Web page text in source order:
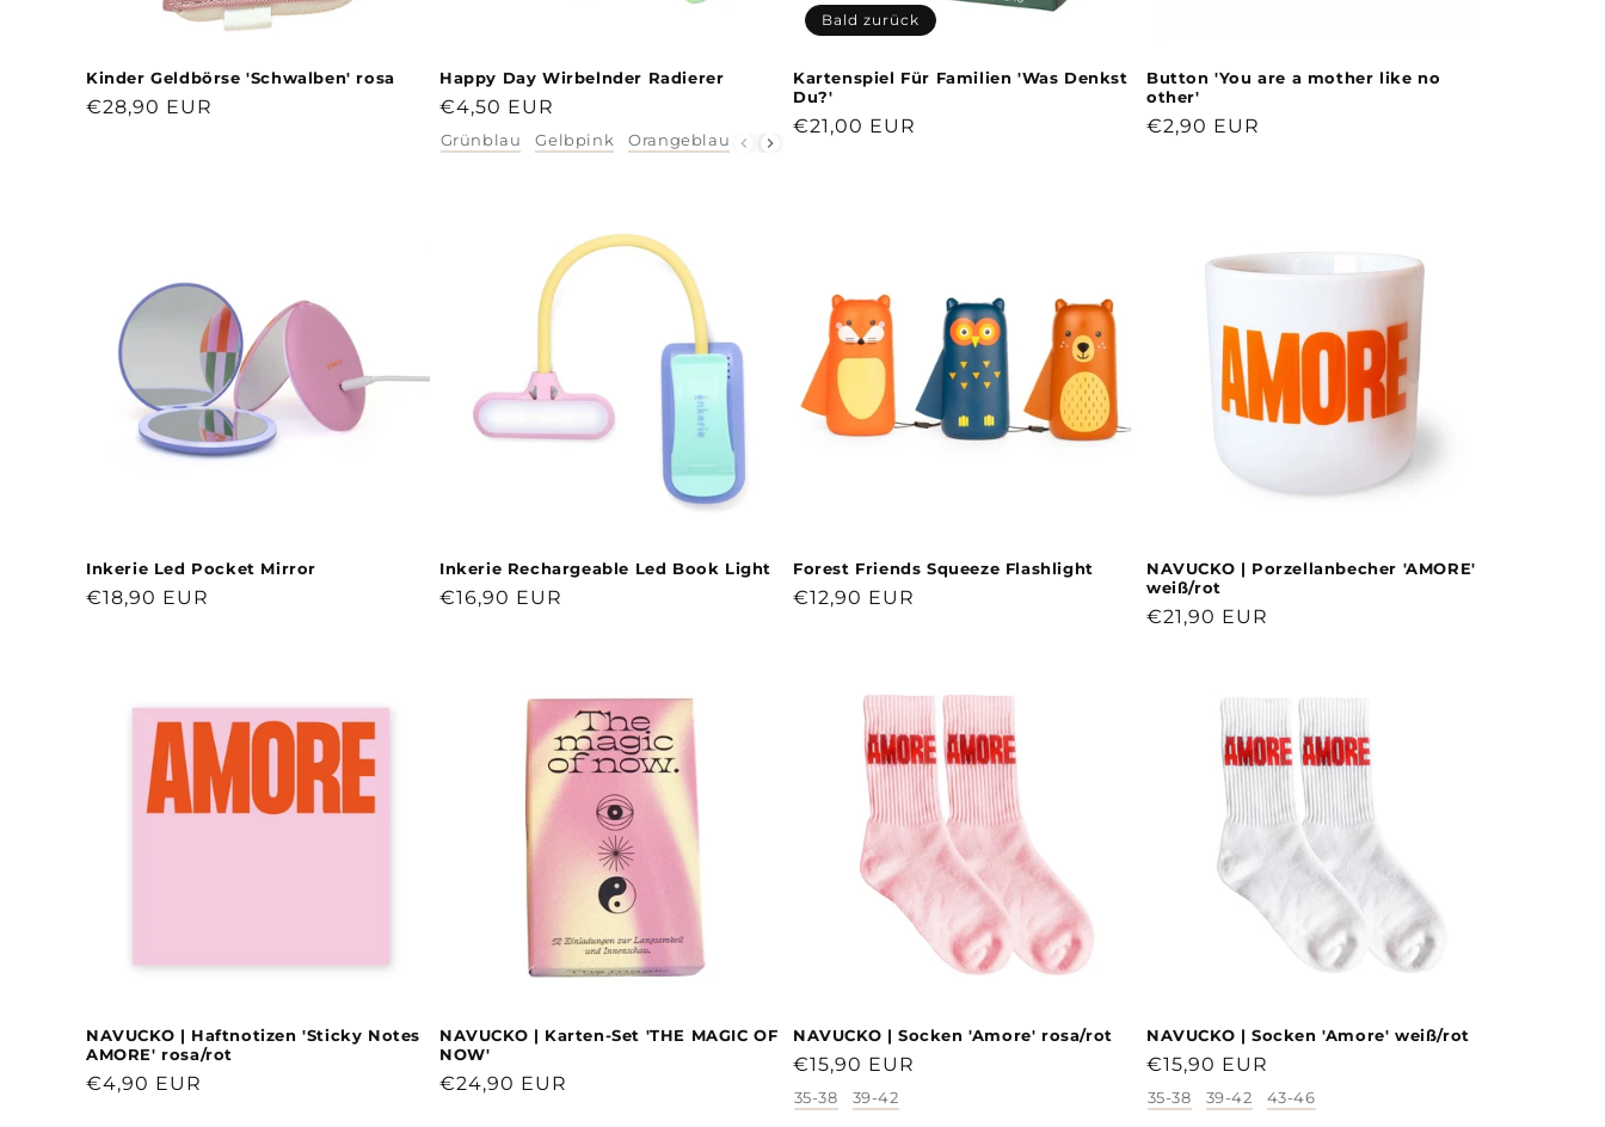
Kinder Geldbörse 'Schwalben' rosa
Normaler
€28,90 EUR
Happy Day Wirbelnder Radierer
Normaler
Preis
€4,50 EUR
Farbe
Grünblau Gelbpink Orangeblau Violettpink
Bald zurück
Kartenspiel Für Familien 'Was Denkst
Du?'
Normaler
€21,00 EUR
Button 'You are a mother like no
other'
Normaler
€2,90 EUR
Inkerie Led Pocket Mirror
Normaler
€18,90 EUR
Inkerie Rechargeable Led Book Light
Normaler
€16,90 EUR
Forest Friends Squeeze Flashlight
Normaler
€12,90 EUR
NAVUCKO | Porzellanbecher 'AMORE'
weiß/rot
Normaler
€21,90 EUR
NAVUCKO | Haftnotizen 'Sticky Notes
AMORE' rosa/rot
Normaler
€4,90 EUR
NAVUCKO | Karten-Set 'THE MAGIC OF
NOW'
Normaler
€24,90 EUR
NAVUCKO | Socken 'Amore' rosa/rot
Normaler
Preis
€15,90 EUR
Größe
35-38 39-42
NAVUCKO | Socken 'Amore' weiß/rot
Normaler
Preis
€15,90 EUR
Größe
35-38 39-42 43-46